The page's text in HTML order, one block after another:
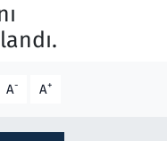
A- A+